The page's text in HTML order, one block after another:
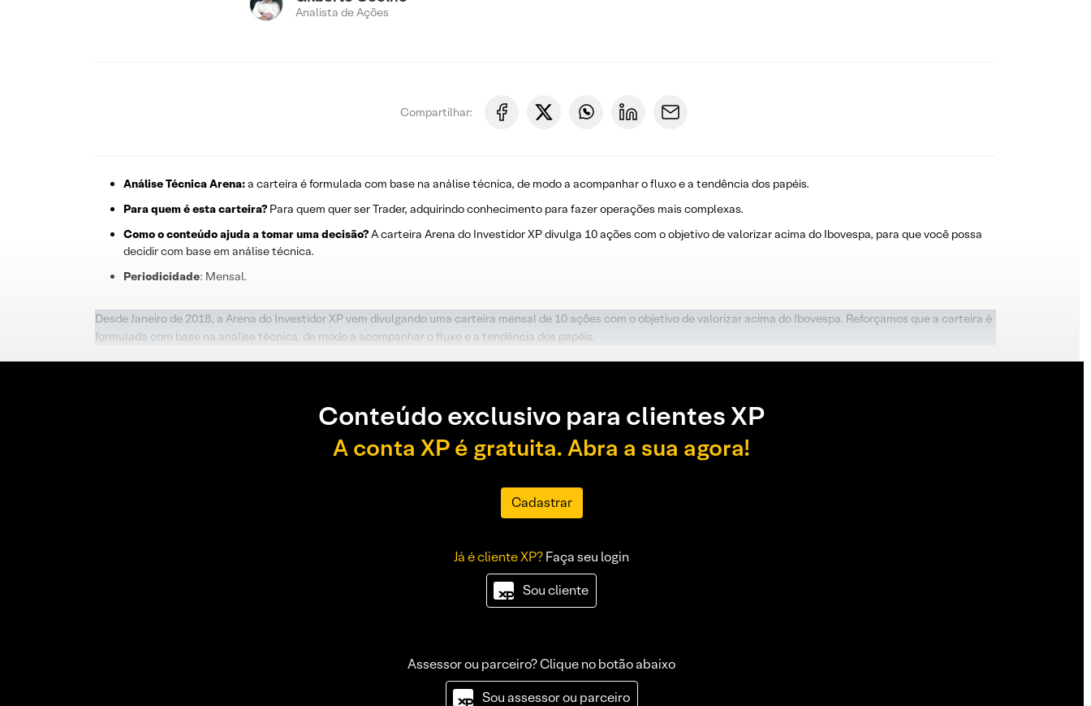
Analista de Ações
Compartilhar:
Análise Técnica Arena:a carteira é formulada com base na análise técnica, de modo a acompanhar o fluxo e a tendência dos papéis.
Para quem é esta carteira? Para quem quer ser Trader, adquirindo conhecimento para fazer operações mais complexas.
Como o conteúdo ajuda a tomar uma decisão?A carteira Arena do Investidor XP divulga 10 ações com o objetivo de valorizar acima do Ibovespa, para que você possa
decidir com base em análise técnica.
Periodicidade: Mensal.
Desde Janeiro de 2018, a Arena do Investidor XP vem divulgando uma carteira mensal de 10 ações com o objetivo de valorizar acima do Ibovespa. Reforçamos que a carteira é
formulada com base na análise técnica, de modo a acompanhar o fluxo e a tendência dos papéis.
Conteúdo exclusivo para clientes XP
A conta XP é gratuita. Abra a sua agora!
Cadastrar
Já é cliente XP?Faça seu login
Sou cliente
Assessor ou parceiro? Clique no botão abaixo
Sou assessor ou parceiro